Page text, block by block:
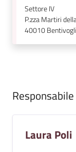
Settore IV
P.zza Martiri
40010
Responsabile
Laura Poli